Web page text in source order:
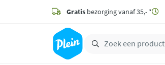
zoeken
hoofdinhoud
Gratis bezorging vanaf 35,- *